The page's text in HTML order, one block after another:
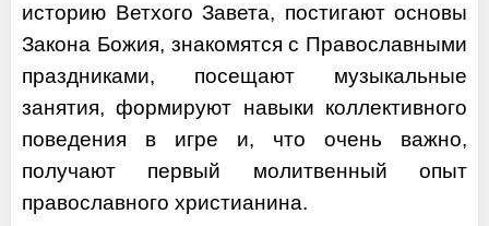
историю Ветхого Завета, постигают основы
Закона Божия, знакомятся с Православными
праздниками, посещают музыкальные
занятия, формируют навыки коллективного
поведения в игре и, что очень важно,
получают первый молитвенный опыт
православного христианина.